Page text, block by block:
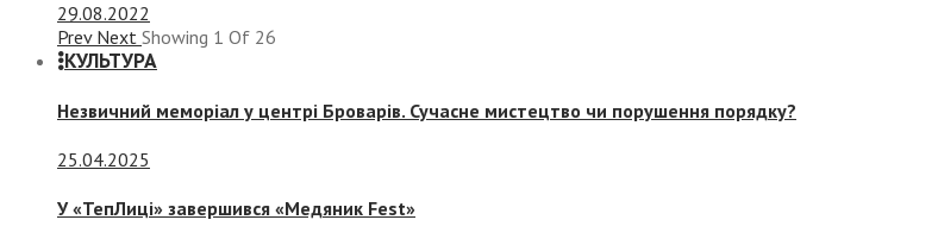
29.08.2022
Prev Next Showing 1 Of 26
КУЛЬТУРА
Незвичний меморіал у центрі Броварів. Сучасне мистецтво чи порушення порядку?
25.04.2025
У «ТепЛиці» завершився «Медяник Fest»